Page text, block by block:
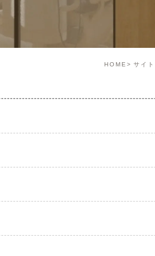
HOME サイ